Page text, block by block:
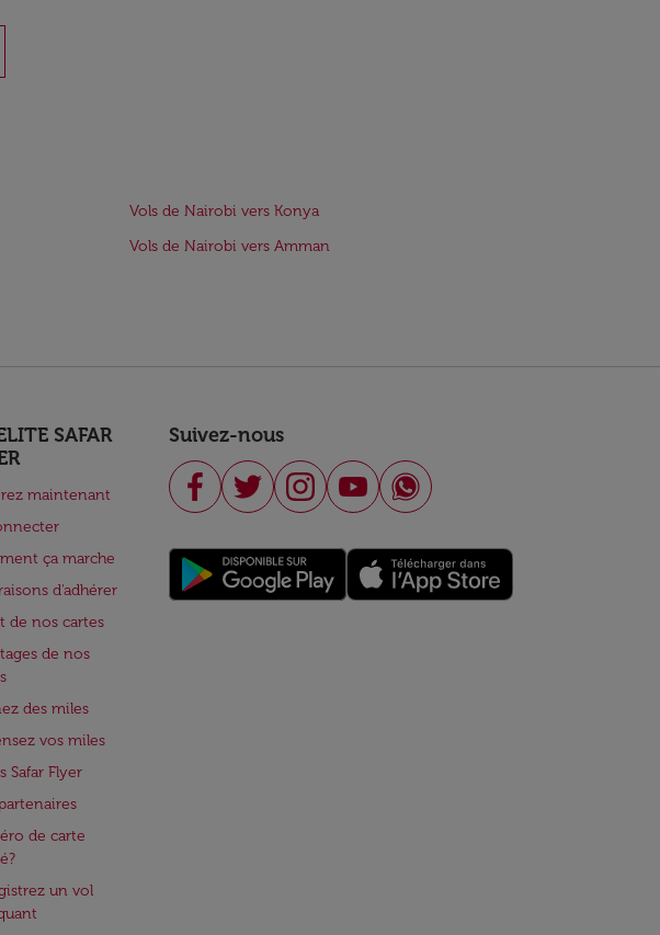
Vols de Nairobi vers Konya
Vols de Nairobi vers Amman
SAFAR
maintenant
ça marche
d'adhérer
de nos cartes
de nos
des miles
vos miles
Safar Flyer
de carte
un vol
Suivez-nous